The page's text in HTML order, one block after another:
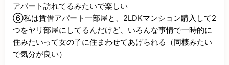
アパート訪れてるみたいで楽しい
⑥私は賃借アパート一部屋と、2LDKマンション購入して2
つをヤリ部屋にしてるんだけど、いろんな事情で一時的に
住みたいって女の子に住まわせてあげられる（同棲みたい
で気分が良い）